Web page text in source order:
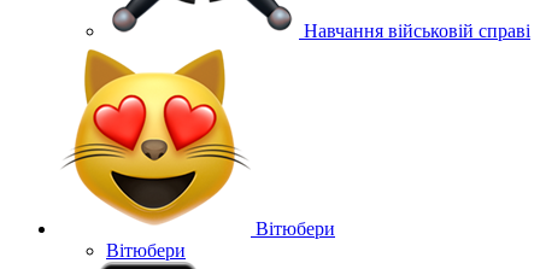
Навчання військовій справі
Вітюбери
Вітюбери